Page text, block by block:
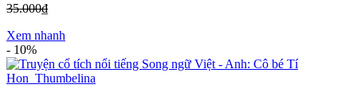
35.000₫
Xem nhanh
- 10%